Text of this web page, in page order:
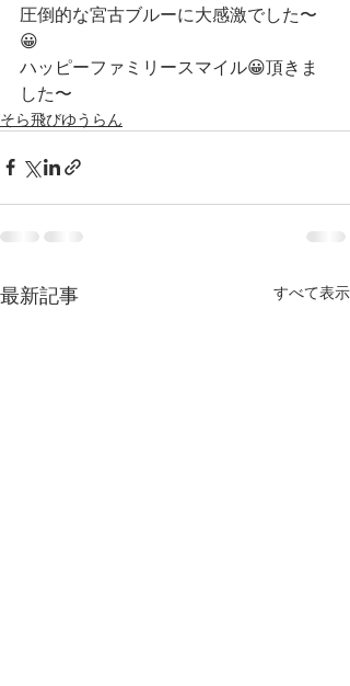
圧倒的な宮古ブルーに大感激でした〜
😀
ハッピーファミリースマイル😀頂きま
した〜
そら飛びゆうらん
最新記事 すべて表示